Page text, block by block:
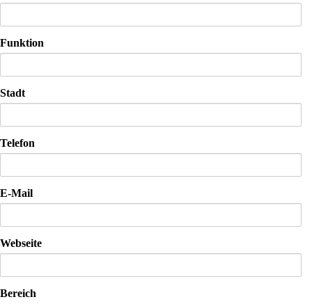
Funk­ti­on
Stadt
Tele­fon
E‑Mail
Web­sei­te
Bereich